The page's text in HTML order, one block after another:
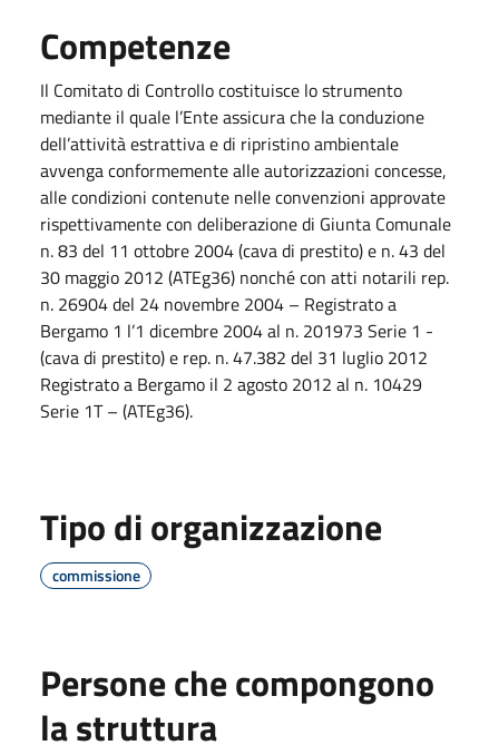
Competenze
Il Comitato di Controllo costituisce lo strumento
mediante il quale l’Ente assicura che la conduzione
dell’attività estrattiva e di ripristino ambientale
avvenga conformemente alle autorizzazioni concesse,
alle condizioni contenute nelle convenzioni approvate
rispettivamente con deliberazione di Giunta Comunale
n. 83 del 11 ottobre 2004 (cava di prestito) e n. 43 del
30 maggio 2012 (ATEg36) nonché con atti notarili rep.
n. 26904 del 24 novembre 2004 – Registrato a
Bergamo 1 l’1 dicembre 2004 al n. 201973 Serie 1 -
(cava di prestito) e rep. n. 47.382 del 31 luglio 2012
Registrato a Bergamo il 2 agosto 2012 al n. 10429
Serie 1T – (ATEg36).
Tipo di organizzazione
commissione
Persone che compongono
la struttura